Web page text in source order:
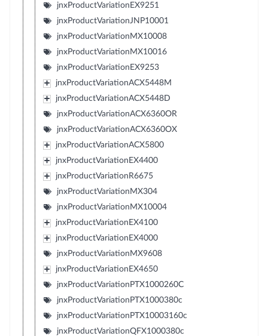
jnxProductVariationEX9251
jnxProductVariationJNP10001
jnxProductVariationMX10008
jnxProductVariationMX10016
jnxProductVariationEX9253
jnxProductVariationACX5448M
jnxProductVariationACX5448D
jnxProductVariationACX6360OR
jnxProductVariationACX6360OX
jnxProductVariationACX5800
jnxProductVariationEX4400
jnxProductVariationR6675
jnxProductVariationMX304
jnxProductVariationMX10004
jnxProductVariationEX4100
jnxProductVariationEX4000
jnxProductVariationMX9608
jnxProductVariationEX4650
jnxProductVariationPTX1000260C
jnxProductVariationPTX1000380c
jnxProductVariationPTX10003160c
jnxProductVariationQFX1000380c